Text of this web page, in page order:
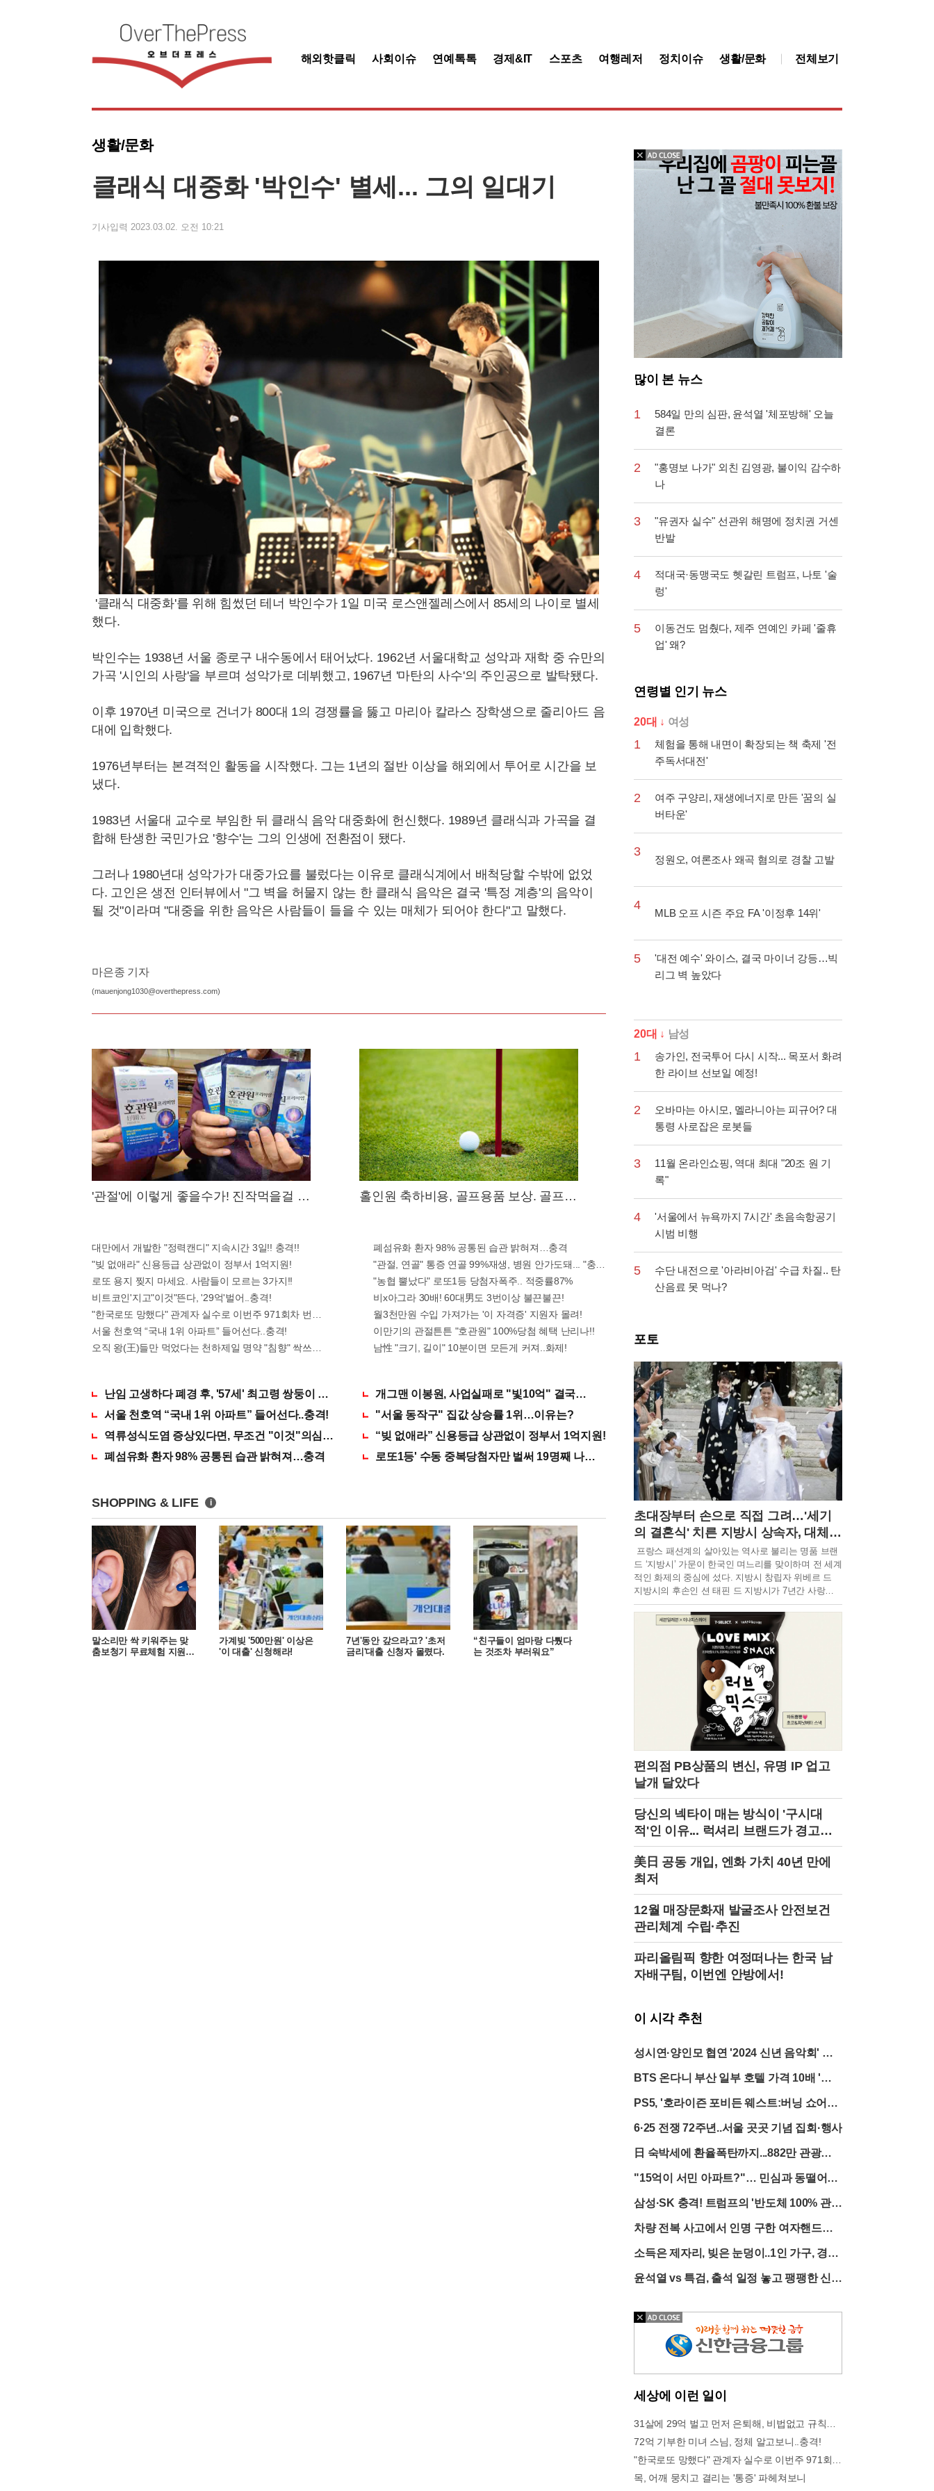
해외핫클릭 사회이슈 연예톡톡 경제&IT 스포츠 여행레저 정치이슈 생활/문화 전체보기
생활/문화
클래식 대중화 '박인수' 별세... 그의 일대기
기사입력 2023.03.02. 오전 10:21
'클래식 대중화'를 위해 힘썼던 테너 박인수가 1일 미국 로스앤젤레스에서 85세의 나이로 별세
했다.
박인수는 1938년 서울 종로구 내수동에서 태어났다. 1962년 서울대학교 성악과 재학 중 슈만의
가곡 '시인의 사랑'을 부르며 성악가로 데뷔했고, 1967년 '마탄의 사수'의 주인공으로 발탁됐다.
이후 1970년 미국으로 건너가 800대 1의 경쟁률을 뚫고 마리아 칼라스 장학생으로 줄리아드 음
대에 입학했다.
1976년부터는 본격적인 활동을 시작했다. 그는 1년의 절반 이상을 해외에서 투어로 시간을 보
냈다.
1983년 서울대 교수로 부임한 뒤 클래식 음악 대중화에 헌신했다. 1989년 클래식과 가곡을 결
합해 탄생한 국민가요 '향수'는 그의 인생에 전환점이 됐다.
그러나 1980년대 성악가가 대중가요를 불렀다는 이유로 클래식계에서 배척당할 수밖에 없었
다. 고인은 생전 인터뷰에서 "그 벽을 허물지 않는 한 클래식 음악은 결국 '특정 계층'의 음악이
될 것"이라며 "대중을 위한 음악은 사람들이 들을 수 있는 매체가 되어야 한다"고 말했다.
마은종 기자
(mauenjong1030@overthepress.com)
'관절'에 이렇게 좋을수가! 진작먹을걸 그
홀인원 축하비용, 골프용품 보상. 골프보
대만에서 개발한 "정력캔디" 지속시간 3일!! 충격!!
"빚 없애라" 신용등급 상관없이 정부서 1억지원!
로또 용지 찢지 마세요. 사람들이 모르는 3가지!!
비트코인'지고"이것"뜬다, '29억'벌어..충격!
"한국로또 망했다" 관계자 실수로 이번주 971회차 번호 6자리 공개!? 꼭 확인해라!
서울 천호역 “국내 1위 아파트” 들어선다..충격!
오직 왕(王)들만 먹었다는 천하제일 명약 "침향" 싹쓰리 완판!! 왜 난리났나 봤더니..경악!
폐섬유화 환자 98% 공통된 습관 밝혀져…충격
"관절, 연골" 통증 연골 99%재생, 병원 안가도돼... "충격"
"농협 뿔났다" 로또1등 당첨자폭주.. 적중률87%
비x아그라 30배! 60대男도 3번이상 불끈불끈!
월3천만원 수입 가져가는 '이 자격증' 지원자 몰려!
이만기의 관절튼튼 "호관원" 100%당첨 혜택 난리나!!
남性 "크기, 길이" 10분이면 모든게 커져..화제!
난임 고생하다 폐경 후, '57세' 최고령 쌍둥이 출산?
서울 천호역 “국내 1위 아파트” 들어선다..충격!
역류성식도염 증상있다면, 무조건 "이것"의심하세요. 간단치료법 나왔다!
폐섬유화 환자 98% 공통된 습관 밝혀져…충격
개그맨 이봉원, 사업실패로 "빛10억" 결국…
"서울 동작구" 집값 상승률 1위…이유는?
“빚 없애라” 신용등급 상관없이 정부서 1억지원!
로또1등' 수동 중복당첨자만 벌써 19명째 나왔다.
SHOPPING & LIFE i
말소리만 싹 키워주는 맞
춤보청기 무료체험 지원자
가계빚 '500만원' 이상은
'이 대출' 신청해라!
7년'동안 갚으라고? '초저
금리'대출 신청자 몰렸다.
“친구들이 엄마랑 다퉜다
는 것조차 부러워요”
많이 본 뉴스
1
584일 만의 심판, 윤석열 '체포방해' 오늘
결론
2
"홍명보 나가" 외친 김영광, 불이익 감수하
나
3
"유권자 실수" 선관위 해명에 정치권 거센
반발
4
적대국·동맹국도 헷갈린 트럼프, 나토 '술
렁'
5
이동건도 멈췄다, 제주 연예인 카페 '줄휴
업' 왜?
연령별 인기 뉴스
20대 ↓ 여성
1
체험을 통해 내면이 확장되는 책 축제 '전
주독서대전'
2
여주 구양리, 재생에너지로 만든 '꿈의 실
버타운'
3
정원오, 여론조사 왜곡 혐의로 경찰 고발
4
MLB 오프 시즌 주요 FA '이정후 14위'
5
'대전 예수' 와이스, 결국 마이너 강등…빅
리그 벽 높았다
20대 ↓ 남성
1
송가인, 전국투어 다시 시작... 목포서 화려
한 라이브 선보일 예정!
2
오바마는 아시모, 멜라니아는 피규어? 대
통령 사로잡은 로봇들
3
11월 온라인쇼핑, 역대 최대 "20조 원 기
록"
4
'서울에서 뉴욕까지 7시간' 초음속항공기
시범 비행
5
수단 내전으로 '아라비아검' 수급 차질.. 탄
산음료 못 먹나?
포토
초대장부터 손으로 직접 그려…'세기
의 결혼식' 치른 지방시 상속자, 대체
얼마 썼나?
프랑스 패션계의 살아있는 역사로 불리는 명품 브랜
드 ‘지방시’ 가문이 한국인 며느리를 맞이하며 전 세계
적인 화제의 중심에 섰다. 지방시 창립자 위베르 드
지방시의 후손인 션 태핀 드 지방시가 7년간 사랑을
키워온 한국계 연인 정다혜 씨와 지난 8월 파리에서
세기의 결혼식을 올린 것이다. 프랑스 언론이 ‘올해
사교계 최고의 결혼식’이라 극찬할 만큼 호화롭고 성
대하게 치러진 이번 행사는 단순한 명문가의 혼사를
넘어, 프랑스 전통 귀족 가문과 글로벌 인재의 만남이
라는 점에서 더욱 깊은 의미를 남겼다. 두 사람의 결
혼은 패션과 사교계를 넘어 대중에게도 한 편의 영화
같은 이야기로 회자되며 뜨거운 관심을 받았다.두 사
람의 인연은 2018년 캐나다 몬트리올의 맥길대학교
교정에서 시작됐다. 20대 후반 동갑내기인 이들은 자
원봉사 활동 중 처음 만났고, 션이 정다혜 씨에게 첫
눈에 반하며 7년간의 열애가 시작됐다. 션은 현재 세
계적인 경매 회사 크리스티에서 상업금융 선임 애널
리스트로 재직 중이며, 과거 LVMH 그룹 인턴십을 통
해 패션계에 대한 이해를 넓힌 재원이다. 신부 정다혜
씨 역시 서울에서 태어나 미국과 캐나다를 오가며 성
장한 글로벌 인재로, 뉴욕 컬럼비아대에서 MBA를 마
친 뒤 션의 삼촌이 운영하는 하이엔드 보석 브랜드
에서 탄탄한 커리어를 쌓아온 두 사람의 만남은 단순
한 상속자와의 결합이 아닌, 서로의 지성과 배경을 존
중하는 파트너십의 결실이라는 점에서 더욱 빛을 발
했다.이번 결혼식은 그 시작부터 남달랐다. 하객들에
게는 아티스트 레아 사반이 직접 손으로 그린 맞춤 청
첩장이 전달되며, 예술 작품과도 같은 예식의 서막을
알렸다. 3일간 파리 전역을 무대로 펼쳐진 축하 행사
레스토랑 ‘라 퐁텐 가용’에서의 우아한 리허설 디너로
시작해, 파리 중심부에 위치한 유서 깊은 생트클로틸
피로연으로, 파리의 밤을 화려하게 수놓으며 마무리
됐다. 신부 정다혜 씨는 패션지 ‘보그 프랑스’와의 인
련미가 공존하는 꿈의 결혼식을 실현했다”고 벅찬 소
시에 의해 설립된 이후, 배우 오드리 헵번의 스타일을
988년 거대 럭셔리 그룹 LVMH에 인수되었지만, 지방
막강한 영향력을 유지하고 있다. 이번 결혼은 이러한
유서 깊은 가문에 새로운 시대의 활력을 불어넣는 계
기가 될 것으로 보인다. 프랑스 귀족의 전통과 한국계
글로벌 엘리트의 만남은 지방시 가문의 역사가 21세
기에도 여전히 살아 숨 쉬며 진화하고 있음을 보여주
는 상징적인 사건으로 기록될 것이다.
편의점 PB상품의 변신, 유명 IP 업고
날개 달았다
당신의 넥타이 매는 방식이 '구시대
적'인 이유... 럭셔리 브랜드가 경고한
다
美日 공동 개입, 엔화 가치 40년 만에
최저
12월 매장문화재 발굴조사 안전보건
관리체계 수립·추진
파리올림픽 향한 여정떠나는 한국 남
자배구팀, 이번엔 안방에서!
이 시각 추천
성시연·양인모 협연 '2024 신년 음악회' 연
BTS 온다니 부산 일부 호텔 가격 10배 '폭
PS5, '호라이즌 포비든 웨스트:버닝 쇼어스'
6·25 전쟁 72주년..서울 곳곳 기념 집회·행사
日 숙박세에 환율폭탄까지...882만 관광객
"15억이 서민 아파트?"… 민심과 동떨어진
삼성·SK 충격! 트럼프의 '반도체 100% 관
차량 전복 사고에서 인명 구한 여자핸드볼
소득은 제자리, 빚은 눈덩이..1인 가구, 경제
윤석열 vs 특검, 출석 일정 놓고 팽팽한 신경
세상에 이런 일이
72억 기부한 미녀 스님, 정체 알고보니..충격!
목, 어깨 뭉치고 결리는 '통증' 파헤쳐보니